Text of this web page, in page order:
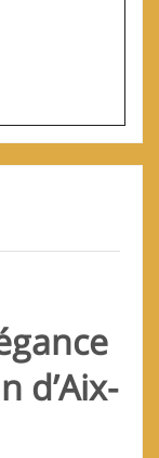
d’Aix-